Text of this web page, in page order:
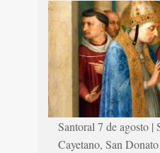
Santoral 7 de agosto |
Cayetano, San